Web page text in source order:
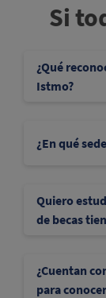
Si
¿Qué
Istmo?
¿En qué
Quiero
de becas
¿Cuentan
para